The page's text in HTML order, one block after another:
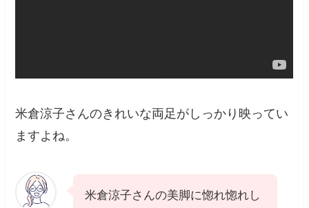
米倉涼子さんのきれいな両足がしっかり映ってい
ますよね。
米倉涼子さんの美脚に惚れ惚れし